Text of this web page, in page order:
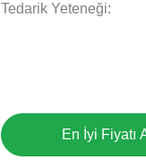
Tedarik Yeteneği:
En İyi Fiyatı